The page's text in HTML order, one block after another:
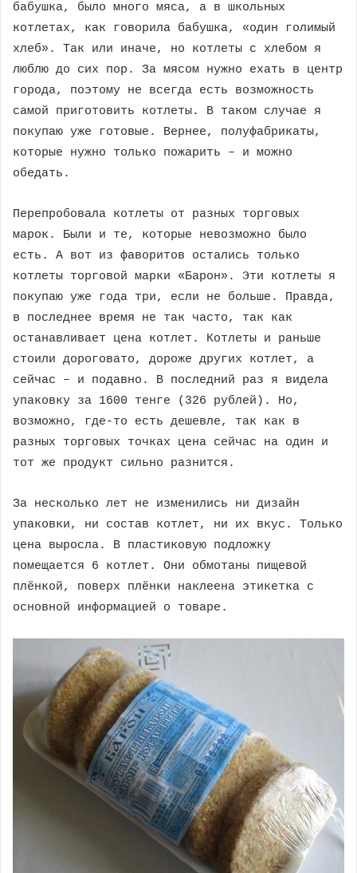
бабушка, было много мяса, а в школьных
котлетах, как говорила бабушка, «один голимый
хлеб». Так или иначе, но котлеты с хлебом я
люблю до сих пор. За мясом нужно ехать в центр
города, поэтому не всегда есть возможность
самой приготовить котлеты. В таком случае я
покупаю уже готовые. Вернее, полуфабрикаты,
которые нужно только пожарить – и можно
обедать.
Перепробовала котлеты от разных торговых
марок. Были и те, которые невозможно было
есть. А вот из фаворитов остались только
котлеты торговой марки «Барон». Эти котлеты я
покупаю уже года три, если не больше. Правда,
в последнее время не так часто, так как
останавливает цена котлет. Котлеты и раньше
стоили дороговато, дороже других котлет, а
сейчас – и подавно. В последний раз я видела
упаковку за 1600 тенге (326 рублей). Но,
возможно, где-то есть дешевле, так как в
разных торговых точках цена сейчас на один и
тот же продукт сильно разнится.
За несколько лет не изменились ни дизайн
упаковки, ни состав котлет, ни их вкус. Только
цена выросла. В пластиковую подложку
помещается 6 котлет. Они обмотаны пищевой
плёнкой, поверх плёнки наклеена этикетка с
основной информацией о товаре.